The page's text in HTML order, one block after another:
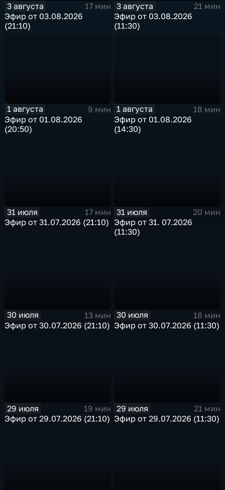
3 августа
17 мин
Эфир от 03.08.2026
(21:10)
3 августа
21 мин
Эфир от 03.08.2026
(11:30)
1 августа
9 мин
Эфир от 01.08.2026
(20:50)
1 августа
18 мин
Эфир от 01.08.2026
(14:30)
31 июля
17 мин
Эфир от 31.07.2026 (21:10)
31 июля
20 мин
Эфир от 31. 07.2026
(11:30)
30 июля
13 мин
Эфир от 30.07.2026 (21:10)
30 июля
18 мин
Эфир от 30.07.2026 (11:30)
29 июля
19 мин
Эфир от 29.07.2026 (21:10)
29 июля
21 мин
Эфир от 29.07.2026 (11:30)